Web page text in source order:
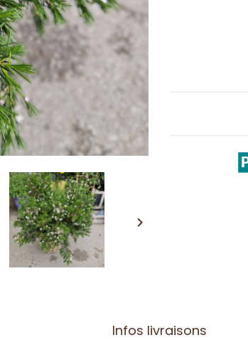

Infos livraisons